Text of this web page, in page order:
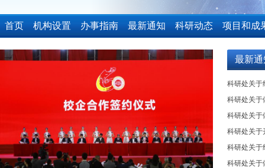
首页 机构设置 办事指南 最新通知 科研动态 项目和成
最新通
科研处关于
科研处关于
科研处关于
科研处关于
科研处关于
科研处关于